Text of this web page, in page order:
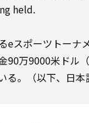
held.
eスポーツトーナ
90万9000米ドル
る。（以下、日本